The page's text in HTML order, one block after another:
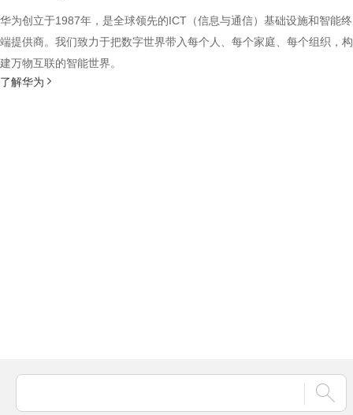
华为创立于1987年，是全球领先的ICT（信息与通信）基础设施和智能终
端提供商。我们致力于把数字世界带入每个人、每个家庭、每个组织，构
建万物互联的智能世界。
了解华为